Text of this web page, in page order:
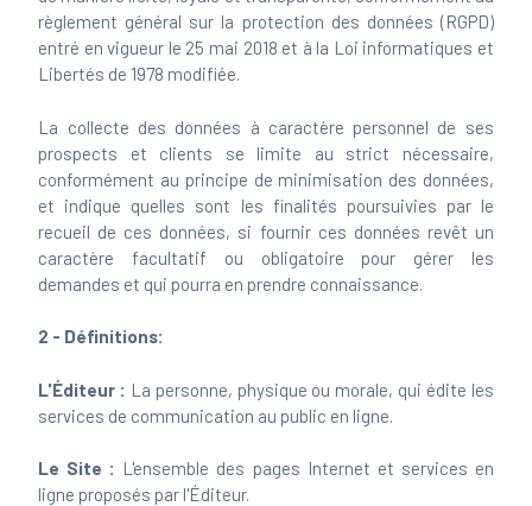
règlement général sur la protection des données (RGPD)
entré en vigueur le 25 mai 2018 et à la Loi informatiques et
Libertés de 1978 modifiée.
La collecte des données à caractère personnel de ses
prospects et clients se limite au strict nécessaire,
conformément au principe de minimisation des données,
et indique quelles sont les finalités poursuivies par le
recueil de ces données, si fournir ces données revêt un
caractère facultatif ou obligatoire pour gérer les
demandes et qui pourra en prendre connaissance.
2 - Définitions:
L'Éditeur : La personne, physique ou morale, qui édite les
services de communication au public en ligne.
Le Site : L'ensemble des pages Internet et services en
ligne proposés par l'Éditeur.